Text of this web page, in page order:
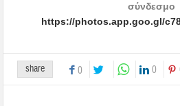
σύνδεσμο
https://photos.app.goo.gl/
share 0 0